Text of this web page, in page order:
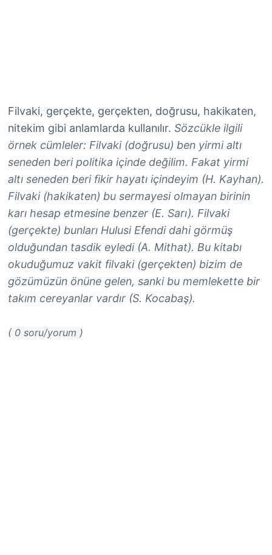
Filvaki, gerçekte, gerçekten, doğrusu, hakikaten,
nitekim gibi anlamlarda kullanılır. Sözcükle ilgili
örnek cümleler: Filvaki (doğrusu) ben yirmi altı
seneden beri politika içinde değilim. Fakat yirmi
altı seneden beri fikir hayatı içindeyim (H. Kayhan).
Filvaki (hakikaten) bu sermayesi olmayan birinin
karı hesap etmesine benzer (E. Sarı). Filvaki
(gerçekte) bunları Hulusi Efendi dahi görmüş
olduğundan tasdik eyledi (A. Mithat). Bu kitabı
okuduğumuz vakit filvaki (gerçekten) bizim de
gözümüzün önüne gelen, sanki bu memlekette bir
takım cereyanlar vardır (S. Kocabaş).
( 0 soru/yorum )